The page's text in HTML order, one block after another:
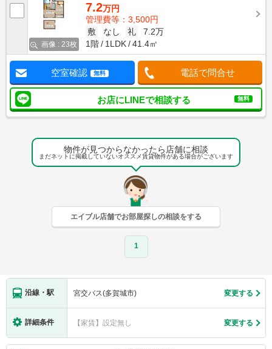
画像 : 23枚
7.2万円
管理費等：3,500円
敷
なし 礼
7.2万
1階
1LDK 41.4㎡
空室確認 無料 電話で問合せ
お店にLINEで相談する 無料
物件が見つからなかったら店舗に相談
まだネットに掲載していないオススメ賃貸物件がある場合がございます
エイブル店舗でお部屋探しの相談をする
1
沿線・駅 宮交バス(多賀城市) 変更する
詳細条件 【家賃】設定無し 変更する